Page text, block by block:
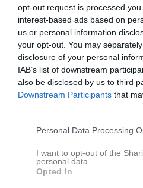
opt-out request is processed
interest-based ads based on
us or personal information
your opt-out. You may
disclosure of your personal
IAB’s list of downstream
also be disclosed by us to third
Downstream Participants that
Personal Data Processing
I want to opt-out of the
personal data.
Opted In
Pär Andersson
Lagledare
Dela
Läs också
Målrikt på Tunet